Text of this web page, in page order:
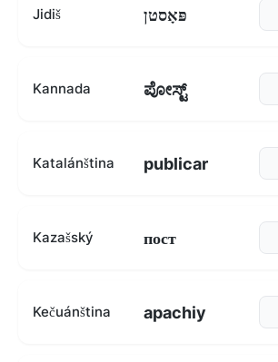
Jidiš פּאָסטן
Kannada ಪೋಸ್ಟ್
Katalánština publicar
Kazašský пост
Kečuánština apachiy